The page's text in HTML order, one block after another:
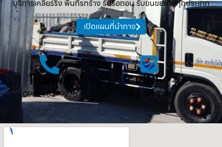
บริการเคลียร์ริ่ง พื้นที่รกร้าง รับรื้อถอน รับขนขยะทิ้งทุกประเภท
เปิดแผนที่นำทาง
โทรศัพท์
098-482-9976
LINE
ส่งรูป ส่งพิกัด